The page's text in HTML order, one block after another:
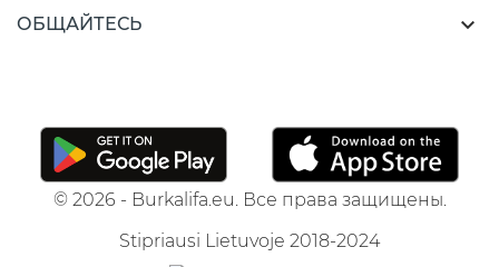
ОБЩАЙТЕСЬ 
© 2026 - Burkalifa.eu. Все права защищены.
Stipriausi Lietuvoje 2018-2024